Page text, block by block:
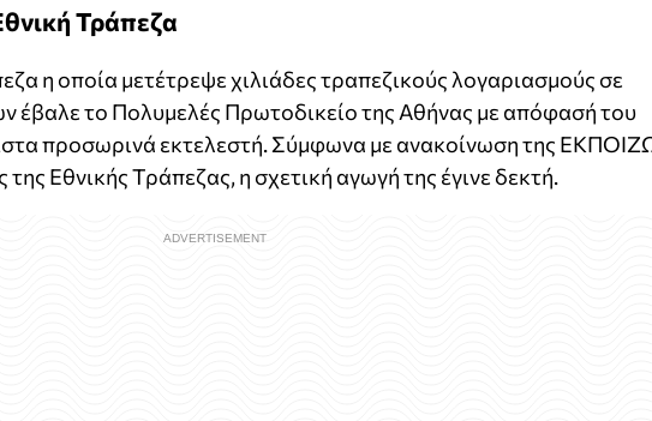
Τράπεζα
η οποία μετέτρεψε χιλιάδες τραπεζικούς λογαριασμούς σε
έβαλε το Πολυμελές Πρωτοδικείο της Αθήνας με απόφασή του
προσωρινά εκτελεστή. Σύμφωνα με ανακοίνωση της
Εθνικής Τράπεζας, η σχετική αγωγή της έγινε δεκτή.